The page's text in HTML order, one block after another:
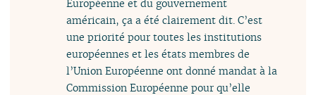
Européenne et du gouvernement
américain, ça a été clairement dit. C’est
une priorité pour toutes les institutions
européennes et les états membres de
l’Union Européenne ont donné mandat à la
Commission Européenne pour qu’elle